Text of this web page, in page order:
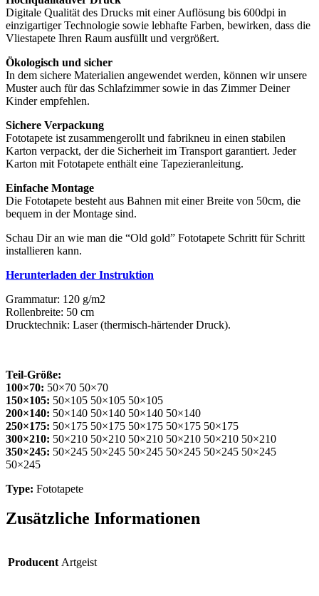
Digitale Qualität des Drucks mit einer Auflösung bis 600dpi in
einzigartiger Technologie sowie lebhafte Farben, bewirken, dass die
Vliestapete Ihren Raum ausfüllt und vergrößert.
Ökologisch und sicher
In dem sichere Materialien angewendet werden, können wir unsere
Muster auch für das Schlafzimmer sowie in das Zimmer Deiner
Kinder empfehlen.
Sichere Verpackung
Fototapete ist zusammengerollt und fabrikneu in einen stabilen
Karton verpackt, der die Sicherheit im Transport garantiert. Jeder
Karton mit Fototapete enthält eine Tapezieranleitung.
Einfache Montage
Die Fototapete besteht aus Bahnen mit einer Breite von 50cm, die
bequem in der Montage sind.
Schau Dir an wie man die “Old gold” Fototapete Schritt für Schritt
installieren kann.
Herunterladen der Instruktion
Grammatur: 120 g/m2
Rollenbreite: 50 cm
Drucktechnik: Laser (thermisch-härtender Druck).
Teil-Größe:
100×70: 50×70 50×70
150×105: 50×105 50×105 50×105
200×140: 50×140 50×140 50×140 50×140
250×175: 50×175 50×175 50×175 50×175 50×175
300×210: 50×210 50×210 50×210 50×210 50×210 50×210
350×245: 50×245 50×245 50×245 50×245 50×245 50×245
50×245
Type: Fototapete
Zusätzliche Informationen
Producent Artgeist